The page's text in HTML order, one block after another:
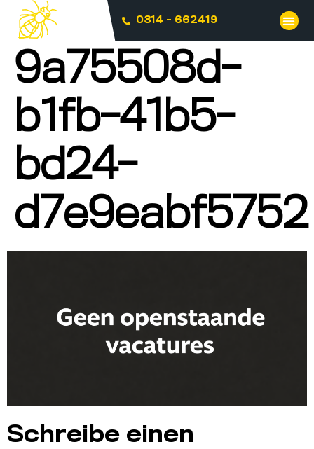
0314 - 662419
9a75508d-
b1fb-41b5-
bd24-
d7e9eabf5752
Schreibe einen